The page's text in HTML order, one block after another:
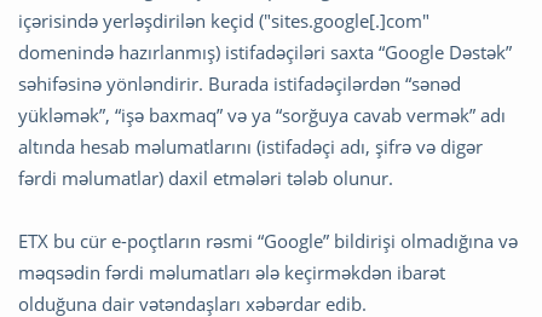
içərisində yerləşdirilən keçid ("sites.google[.]com"
domenində hazırlanmış) istifadəçiləri saxta “Google Dəstək”
səhifəsinə yönləndirir. Burada istifadəçilərdən “sənəd
yükləmək”, “işə baxmaq” və ya “sorğuya cavab vermək” adı
altında hesab məlumatlarını (istifadəçi adı, şifrə və digər
fərdi məlumatlar) daxil etmələri tələb olunur.
ETX bu cür e-poçtların rəsmi “Google” bildirişi olmadığına və
məqsədin fərdi məlumatları ələ keçirməkdən ibarət
olduğuna dair vətəndaşları xəbərdar edib.